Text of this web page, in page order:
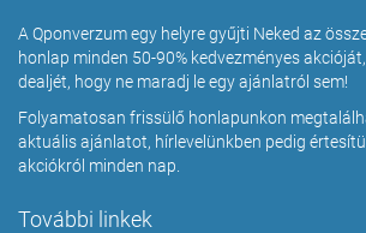
A Qponverzum egy helyre gyűjti Neked az
honlap minden 50-90% kedvezményes
dealjét, hogy ne maradj le egy ajánlatról sem!
Folyamatosan frissülő honlapunkon
aktuális ajánlatot, hírlevelünkben pedig
akciókról minden nap.
További linkek